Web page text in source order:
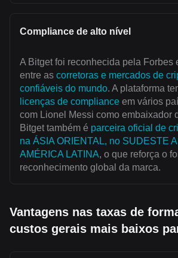
Compliance de alto nível
A Bitget foi reconhecida pela Forbes
entre as corretoras e mercados de
confiáveis do mundo. A plataforma
licenças de compliance em vários
com Lionel Messi como embaixador
Bitget também é parceira oficial de
na ÁSIA ORIENTAL, no SUDESTE
AMÉRICA LATINA, o que reforça o
reconhecimento global da marca.
Vantagens nas taxas de
custos gerais mais baixos